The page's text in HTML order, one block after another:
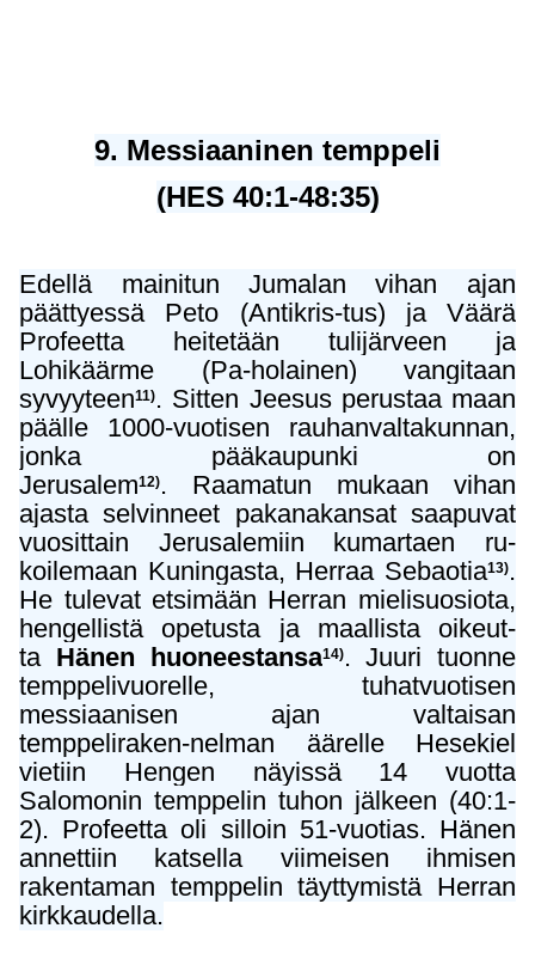
9. Messiaaninen temppeli
(HES 40:1-48:35)
Edellä mainitun Jumalan vihan ajan
päättyessä Peto (Antikris-tus) ja Väärä
Profeetta heitetään tulijärveen ja
Lohikäärme (Pa-holainen) vangitaan
syvyyteen11). Sitten Jeesus perustaa maan
päälle 1000-vuotisen rauhanvaltakunnan,
jonka pääkaupunki on
Jerusalem12). Raamatun mukaan vihan
ajasta selvinneet pakanakansat saapuvat
vuosittain Jerusalemiin kumartaen ru-
koilemaan Kuningasta, Herraa Sebaotia13).
He tulevat etsimään Herran mielisuosiota,
hengellistä opetusta ja maallista oikeut-
ta Hänen huoneestansa14). Juuri tuonne
temppelivuorelle, tuhatvuotisen
messiaanisen ajan valtaisan
temppeliraken-nelman äärelle Hesekiel
vietiin Hengen näyissä 14 vuotta
Salomonin temppelin tuhon jälkeen (40:1-
2). Profeetta oli silloin 51-vuotias. Hänen
annettiin katsella viimeisen ihmisen
rakentaman temppelin täyttymistä Herran
kirkkaudella.